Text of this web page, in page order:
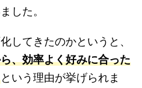
した。
してきたのかというと、
、効率よく好みに合った
という理由が挙げられま